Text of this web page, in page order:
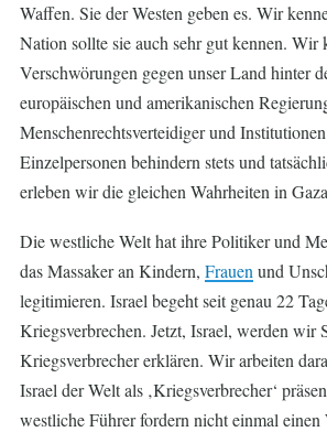
Waffen. Sie der Westen geben es. Wir
Nation sollte sie auch sehr gut kennen. Wir
Verschwörungen gegen unser Land hinter
europäischen und amerikanischen
Menschenrechtsverteidiger und
Einzelpersonen behindern stets und
erleben wir die gleichen Wahrheiten in
Die westliche Welt hat ihre Politiker und
das Massaker an Kindern, Frauen und
legitimieren. Israel begeht seit genau 22
Kriegsverbrechen. Jetzt, Israel, werden wir
Kriegsverbrecher erklären. Wir arbeiten
Israel der Welt als ‚Kriegsverbrecher‘
westliche Führer fordern nicht einmal einen